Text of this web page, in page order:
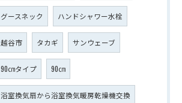
グースネック ハンドシャワー水栓
越谷市 タカギ サンウェーブ
90㎝タイプ 90㎝
浴室換気扇から浴室換気暖房乾燥機交換